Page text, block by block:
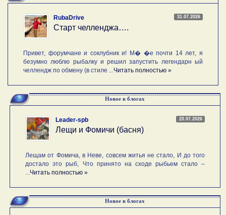
31.07.2026
RubaDrive
Старт челленджа….
Привет, форумчане и соклубник и! М� �е почти 14 лет, я
безумно люблю рыбалку и решил запустить легендарн ый
челлендж по обмену (в стиле ... Читать полностью »
Новое в блогах
20.07.2026
Leader-spb
Лещи и Фомичи (басня)
Лещам от Фомича, в Неве, совсем житья не стало, И до того
достало это рыб, Что принято на сходе рыбьем стало –
Читать полностью »
Новое в блогах